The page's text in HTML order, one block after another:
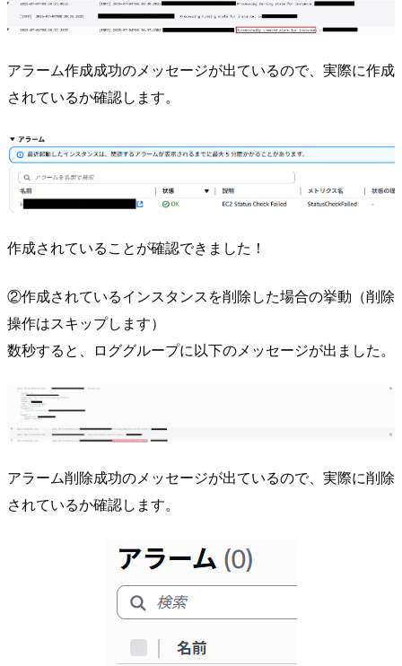
アラーム作成成功のメッセージが出ているので、実際に作成
されているか確認します。
作成されていることが確認できました！
②作成されているインスタンスを削除した場合の挙動（削除
操作はスキップします）
数秒すると、ロググループに以下のメッセージが出ました。
アラーム削除成功のメッセージが出ているので、実際に削除
されているか確認します。